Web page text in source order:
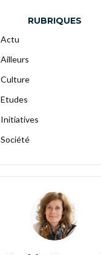
RUBRIQUES
Actu
Ailleurs
Culture
Etudes
Initiatives
Société